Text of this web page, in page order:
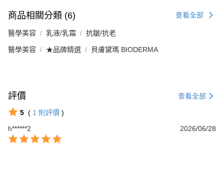
商品相關分類 (6) 查看全部
醫學美容 乳液/乳霜 抗皺/抗老
醫學美容 ★品牌精選 貝膚黛瑪 BIODERMA
評價 查看全部
5 ( 1 則評價 )
h******2
2026/06/28